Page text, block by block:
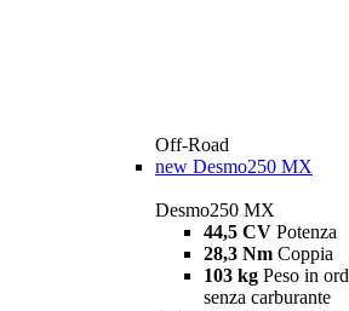
Off-Road
new Desmo250 MX
Desmo250 MX
44,5 CV Potenza
28,3 Nm Coppia
103 kg Peso in
senza carburante